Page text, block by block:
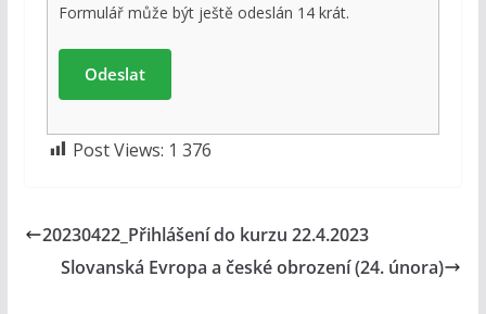
Formulář může být ještě odeslán 14 krát.
Post Views: 1 376
20230422_Přihlášení do kurzu 22.4.2023
Slovanská Evropa a české obrození (24. února)